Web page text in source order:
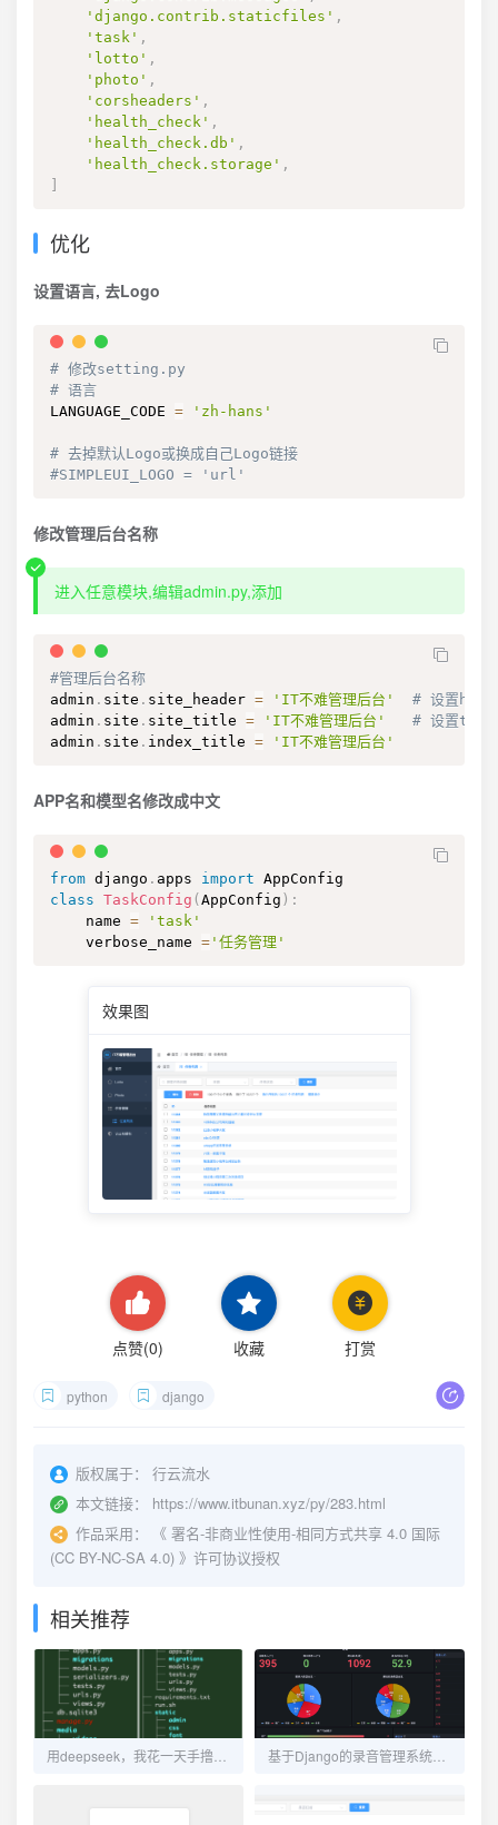
'django.contrib.staticfiles' ,
'task' ,
'lotto' ,
'photo' ,
'corsheaders' ,
'health_check' ,
'health_check.db' ,
'health_check.storage' ,
优化
设置语言, 去Logo
# 修改setting.py
# 语言
LANGUAGE_CODE = 'zh-hans'
# 去掉默认Logo或换成自己Logo链接
#SIMPLEUI_LOGO = 'url'
修改管理后台名称
进入任意模块,编辑admin.py,添加
#管理后台名称
admin . site . site_header = 'IT不难管理后台'
# 设置
admin . site . site_title = 'IT不难管理后台'
# 设置
admin . site . index_title = 'IT不难管理后台'
APP名和模型名修改成中文
from django . apps import
class TaskConfig ( AppConfig ) :
    name
=
'task'
    verbose_name
= '任务管理'
效果图
点赞(0) 收藏 打赏
python django
版权属于：
行云流水
本文链接：
https://www.itbunan.xyz/py/283.html
作品采用：
《 署名-非商业性使用-相同方式共享 4.0 国际
(CC BY-NC-SA 4.0) 》许可协议授权
相关推荐